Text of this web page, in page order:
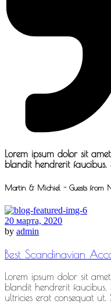
Lorem ipsum dolor sit
blandit hendrerit faucibus.
Martin & Michiel - Guests from
20 марта, 2020
by admin
Best Scandinavian
Lorem ipsum dolor sit
blandit hendrerit faucibus.
ultricies erat consequat ut.